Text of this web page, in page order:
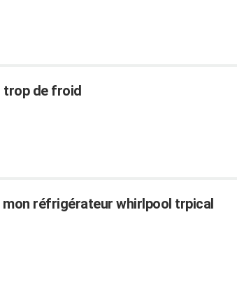
trop de froid
mon réfrigérateur whirlpool trpical